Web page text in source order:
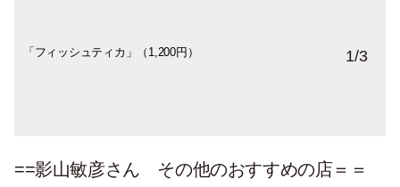
「フィッシュティカ」（1,200円）
吉祥寺や軽井沢など5店舗展開するほか、ネ
1/3
==影山敏彦さん その他のおすすめの店＝＝